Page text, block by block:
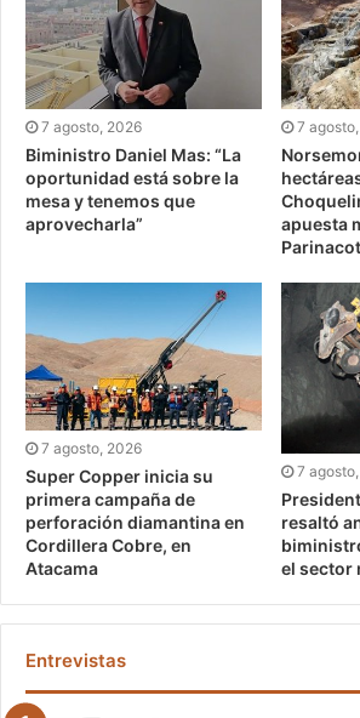
7 agosto, 2026
Biministro Daniel Mas: “La
oportunidad está sobre la
mesa y tenemos que
aprovecharla”
7
apuesta
7 agosto, 2026
Super Copper inicia su
primera campaña de
perforación diamantina en
Cordillera Cobre, en
Atacama
7
resaltó
el sector
Entrevistas